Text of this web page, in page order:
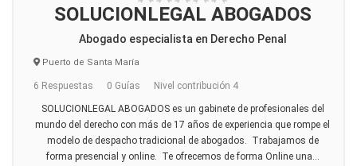
SOLUCIONLEGAL ABOGADOS
Abogado especialista en Derecho Penal
Puerto de Santa María
6 Respuestas 0 Guías Nivel contribución 4
SOLUCIONLEGAL ABOGADOS es un gabinete de profesionales del
mundo del derecho con más de 17 años de experiencia que rompe el
modelo de despacho tradicional de abogados. Trabajamos de
forma presencial y online. Te ofrecemos de forma Online una...